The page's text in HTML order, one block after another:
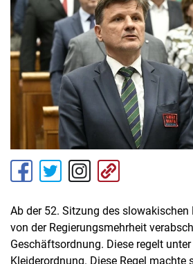
Ab der 52. Sitzung des
von der Regierungsmehrheit
Geschäftsordnung. Diese regelt
Kleiderordnung. Diese Regel machte